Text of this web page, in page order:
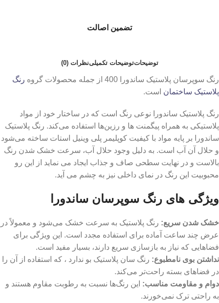
تضمین اصالت
توضیحاتتوضیحات تکمیلینظرات (0)
رنگ سوپرسان پلاستیک ساندورا 400 از جمله محصولات گروه
رنگ
پلاستیک ساختمان است.
رنگ پلاستیک ساندورا نوعی رنگ است که در ساختار خود از مواد
پلاستیکی به همراه پیگمنت‌ ها و رزین‌ها استفاده می‌کند. رنگ پلاستیک
ساندورا بر پایه مواد با کیفیت کوپلیمر پلی وینیل استات ساخته می‌شود
و حلال آن آب است. به دلیل وجود حلال آب، سرعت خشک شدن رنگ
بالاست و در نهایت سطحی صاف و جذاب ایجاد می نماید از این رو
محبوبیت این رنگ در نمای داخلی نیز به چشم می آید.
ویژگی های رنگ سوپرسان ساندورا
خشک شدن سریع: رنگ پلاستیک به سرعت خشک می‌شود و معمولاً در
عرض چند ساعت آماده برای استفاده مجدد است. این ویژگی برای
فضاهایی که نیاز به بازسازی سریع دارند، بسیار مفید است.
نداشتن بوی نامطبوع: رنگ سان پلاستیک بو ندارد ، که استفاده از آن را
در فضاهای بسته راحت‌تر می‌کند.
دوام و مقاومت مناسب: این رنگ‌ها نسبت به رطوبت مقاوم هستند و
به راحتی ترک نمی‌خورند.